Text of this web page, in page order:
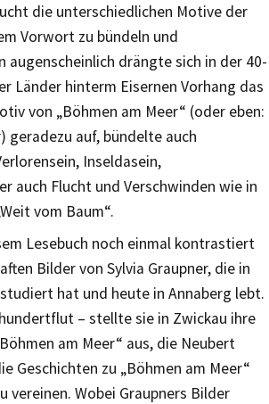
die unterschiedlichen Motive der
Vorwort zu bündeln und
augenscheinlich drängte sich in der 40-
Länder hinterm Eisernen Vorhang das
von „Böhmen am Meer“ (oder eben:
geradezu auf, bündelte auch
Inseldasein,
auch Flucht und Verschwinden wie in
vom Baum“.
Lesebuch noch einmal kontrastiert
Bilder von Sylvia Graupner, die in
hat und heute in Annaberg lebt.
– stellte sie in Zwickau ihre
am Meer“ aus, die Neubert
Geschichten zu „Böhmen am Meer“
vereinen. Wobei Graupners Bilder